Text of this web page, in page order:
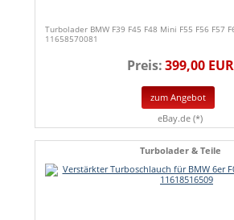
Turbolader BMW F39 F45 F48 Mini F55 F56 F57
11658570081
Preis:399,00 EUR
zum Angebot
eBay.de (*)
Turbolader & Teile